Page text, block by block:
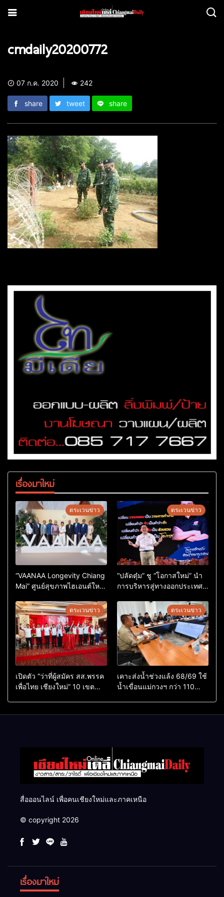
cmdaily20200772
07 ก.ค. 2020 242
share tweet share
เรื่องมาใหม่
ตระเวนข่าว
“VAANAA Longevity Chiang
Mai” ศูนย์สุขภาพไฮเอนต์ใหญ่
ตระเวนข่าว
“ปลัดตุ๋ม” ชู “โอกาสใหม่” นำ
การบริหารสู่ทางออกประเทศ
ตระเวนข่าว
เปิดตัว “ว่าที่ผู้สมัคร สส.พรรค
เพื่อไทย เชียงใหม่” 10 เขต
ตระเวนข่าว
เคาะส่งน้ำช่วงแล้ง 68/69 ใช้
น้ำเขื่อนแม่กวงฯ กว่า 110
สื่อออนไลน์ เพื่อคนเชียงใหม่และภาคเหนือ
© copyright 2026
เรื่องมาใหม่